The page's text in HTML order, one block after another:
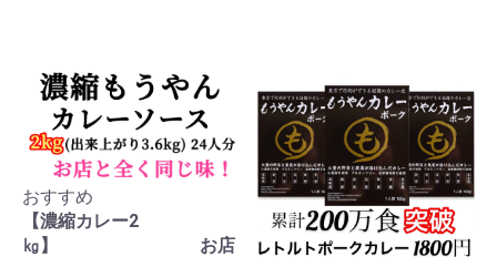
おすすめ
【濃縮カレー2
㎏】 お店